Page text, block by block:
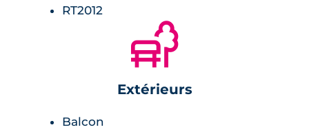
code d'accès. Un parking est présent au sous-
sol du complexe immobilier, son accès est
faisable par le biais d'une télécommande
remise à l'ensemble des habitants.
RT2012
🌲
Extérieurs
Balcon